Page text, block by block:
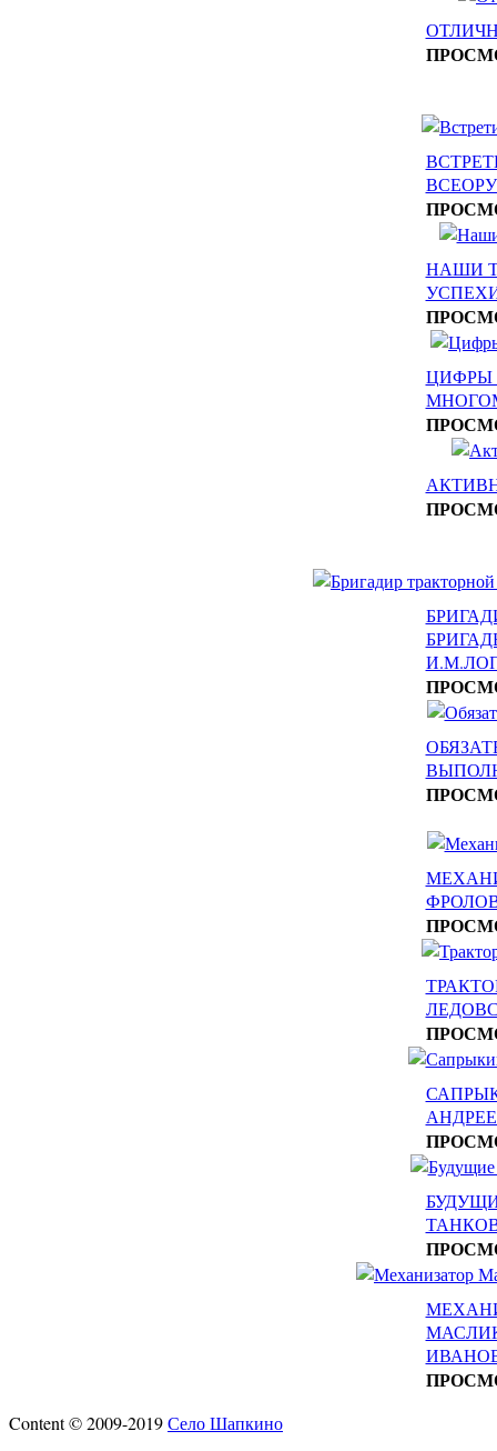
НАШИ
ЦИФРЫ
Content © 2009-2019Село Шапкино